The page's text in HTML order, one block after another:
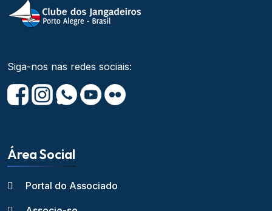
Siga-nos nas redes sociais:
Área Social
Portal do Associado